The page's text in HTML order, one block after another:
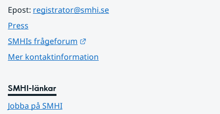
Epost: registrator@smhi.se
Press
SMHIs frågeforum
Mer kontaktinformation
SMHI-länkar
Jobba på SMHI